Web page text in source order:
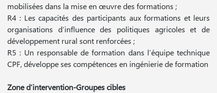
mobilisées dans la mise en œuvre des formations ;
R4 : Les capacités des participants aux formations et leurs
organisations d’influence des politiques agricoles et de
développement rural sont renforcées ;
R5 : Un responsable de formation dans l’équipe technique
CPF, développe ses compétences en ingénierie de formation
Zone d’intervention-Groupes cibles